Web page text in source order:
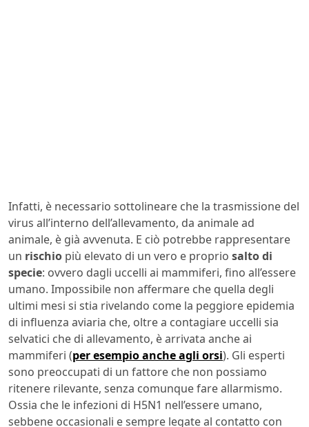
Infatti, è necessario sottolineare che la trasmissione del
virus all’interno dell’allevamento, da animale ad
animale, è già avvenuta. E ciò potrebbe rappresentare
un rischio più elevato di un vero e proprio salto di
specie: ovvero dagli uccelli ai mammiferi, fino all’essere
umano. Impossibile non affermare che quella degli
ultimi mesi si stia rivelando come la peggiore epidemia
di influenza aviaria che, oltre a contagiare uccelli sia
selvatici che di allevamento, è arrivata anche ai
mammiferi (per esempio anche agli orsi). Gli esperti
sono preoccupati di un fattore che non possiamo
ritenere rilevante, senza comunque fare allarmismo.
Ossia che le infezioni di H5N1 nell’essere umano,
sebbene occasionali e sempre legate al contatto con